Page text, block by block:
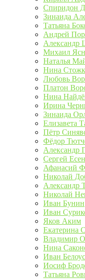
Спиридон
Зинаида
Татьяна
Андрей
Александр
Михаил
Наталья
Нина
Любовь
Платон
Нина
Ирина
Зинаида
Елизавета
Пётр
Фёдор
Александр
Сергей
Афанасий
Николай
Александр
Николай
Иван Бунин
Иван
Яков Аким
Екатерина
Владимир
Нина
Иван
Иосиф
Татьяна